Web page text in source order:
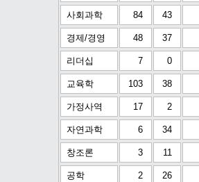
사회과학 84 43
경제/경영 48 37
리더십 7 0
교육학 103 38
가정사역 17 2
자연과학 6 34
창조론 3 11
공학 2 26